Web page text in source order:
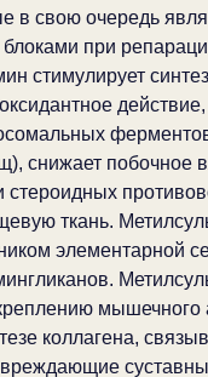
в свою очередь
при
стимулирует
снижает побочное
стероидных
ткань.
элементарной
мышечного
коллагена,